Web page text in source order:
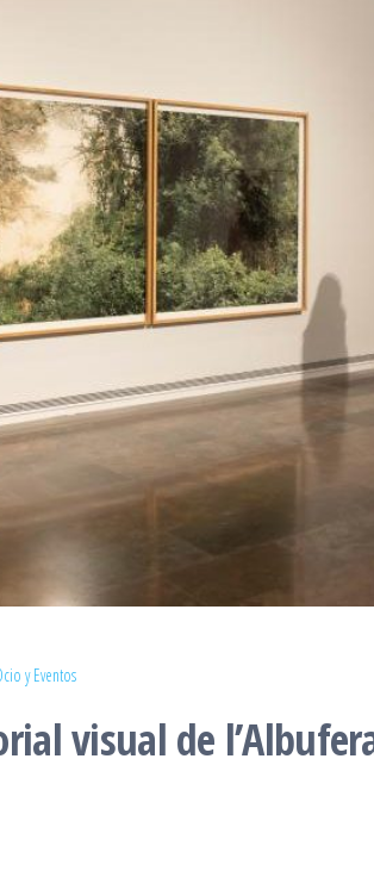
y Eventos
visual de